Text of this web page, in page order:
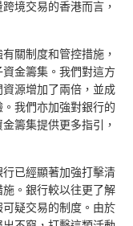
境交易的香港而言，
關制度和管控措施，
金籌集。我們對這方
源增加了兩倍，並成
我們亦加強對銀行的
籌集提供更多指引，
已經顯著加強打擊清
。銀行較以往更了解
疑交易的制度。由於